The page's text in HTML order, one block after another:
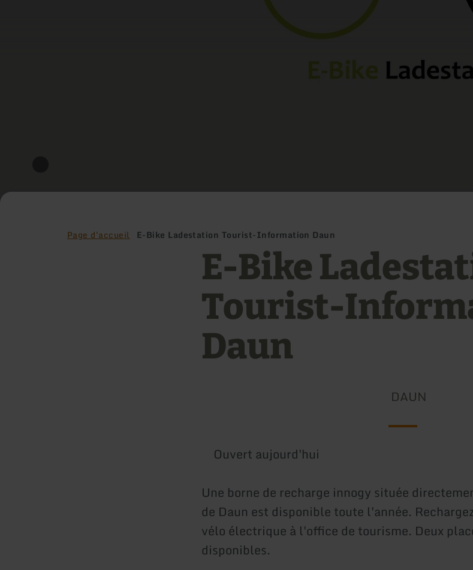
Page d'accueil E-Bike Ladestation Tourist-Information Daun
E-Bike
Tourist-
Daun
DAUN
Ouvert aujourd'hui
Une borne de recharge innogy située
de Daun est disponible toute l'année.
vélo électrique à l'office de tourisme. Deux
disponibles.